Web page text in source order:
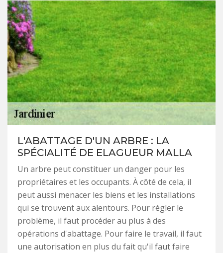
L'ABATTAGE D'UN ARBRE : LA
SPÉCIALITÉ DE ELAGUEUR MALLA
Un arbre peut constituer un danger pour les
propriétaires et les occupants. À côté de cela, il
peut aussi menacer les biens et les installations
qui se trouvent aux alentours. Pour régler le
problème, il faut procéder au plus à des
opérations d'abattage. Pour faire le travail, il faut
une autorisation en plus du fait qu'il faut faire